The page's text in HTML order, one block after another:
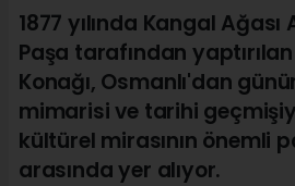
1877 yılında Kangal
Paşa tarafından
Konağı, Osmanlı'dan
mimarisi ve tarihi
kültürel mirasının önemli
arasında yer alıyor.